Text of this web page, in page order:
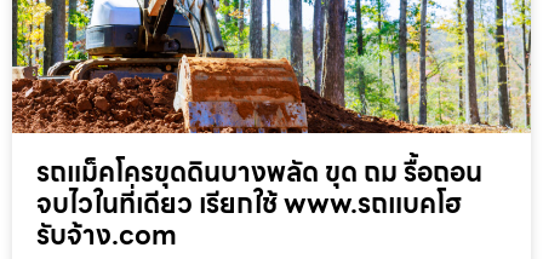
รถแม็คโครขุดดินบางพลัด ขุด ถม รื้อถอน
จบไวในที่เดียว เรียกใช้ www.รถแบคโฮ
รับจ้าง.com